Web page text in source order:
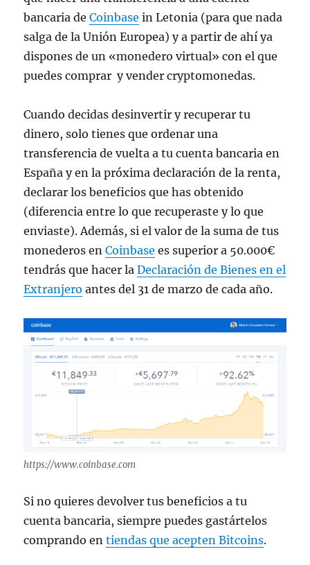
bancaria deCoinbase in Letonia (para que nada
salga de la Unión Europea) y a partir de ahí ya
dispones de un «monedero virtual» con el que
puedes comprar y vender cryptomonedas.
Cuando decidas desinvertir y recuperar tu
dinero, solo tienes que ordenar una
transferencia de vuelta a tu cuenta bancaria en
España y en la próxima declaración de la renta,
declarar los beneficios que has obtenido
(diferencia entre lo que recuperaste y lo que
enviaste). Además, si el valor de la suma de tus
monederos enCoinbase es superior a 50.000€
tendrás que hacer laDeclaración de Bienes en el
Extranjero antes del 31 de marzo de cada año.
https://www.coinbase.com
Si no quieres devolver tus beneficios a tu
cuenta bancaria, siempre puedes gastártelos
comprando entiendas que acepten Bitcoins.